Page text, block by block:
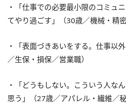
・「仕事での必要最小限のコミュ
てやり過ごす」（30歳／機械・精
・「表面づきあいをする。仕事以
／生保・損保／営業職）
・「どうもしない。こういう人な
思う」（27歳／アパレル・繊維／